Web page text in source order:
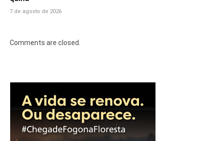
7 de agosto de 2026
Comments are closed.